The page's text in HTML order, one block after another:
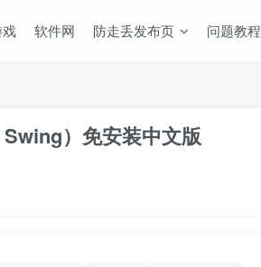
软件网 防走丢发布页 问题教程
）免安装中文版